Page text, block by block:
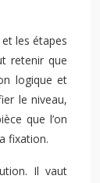
les étapes
retenir que
logique et
le niveau,
que l’on
fixation.
Il vaut